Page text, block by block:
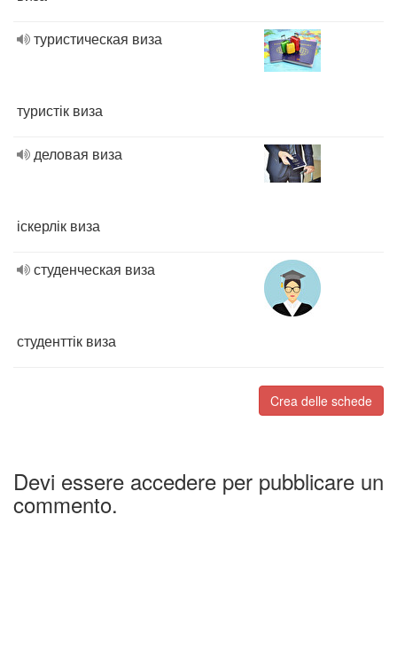
туристическая виза
туристік виза
деловая виза
іскерлік виза
студенческая виза
студенттік виза
Crea delle schede
Devi essere accedere per pubblicare un
commento.